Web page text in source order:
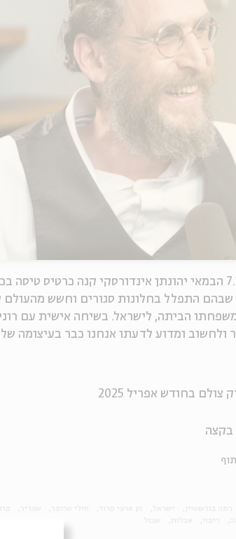
ב-7.10 הבמאי יהונתן אינדורסקי קנה כרטיס
שבהם התפלל בחלונות סגורים וחשש
הביתה, לישראל. בשיחה אישית עם
ולחשוב ומדוע לדעתו אנחנו כבר בעיצומה
צולם בחודש אפריל 2025
בקצה